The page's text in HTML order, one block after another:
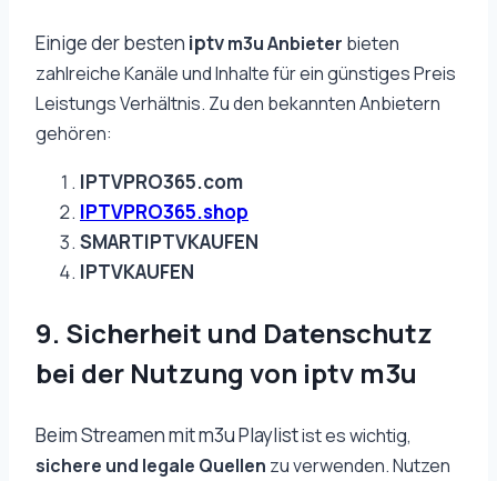
Einige der besten iptvm3u Anbieter bieten
zahlreiche Kanäle und Inhalte für ein günstiges Preis
Leistungs Verhältnis. Zu den bekannten Anbietern
gehören:
IPTVPRO365.com
IPTVPRO365.shop
SMARTIPTVKAUFEN
IPTVKAUFEN
9. Sicherheit und Datenschutz
bei der Nutzung von iptv m3u
Beim Streamen mit m3u Playlistist es wichtig,
sichere und legale Quellen zu verwenden. Nutzen